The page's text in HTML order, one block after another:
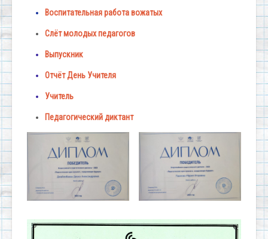
Воспитательная работа вожатых
Слёт молодых педагогов
Выпускник
Отчёт День Учителя
Учитель
Педагогический диктант